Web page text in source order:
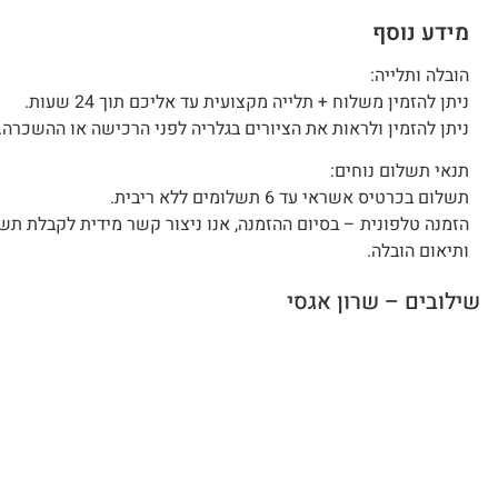
מידע נוסף
הובלה ותלייה:
ניתן להזמין משלוח + תלייה מקצועית עד אליכם תוך 24 שעות.
ניתן להזמין ולראות את הציורים בגלריה לפני הרכישה או
תנאי תשלום נוחים:
תשלום בכרטיס אשראי עד 6 תשלומים ללא ריבית.
הזמנה טלפונית – בסיום ההזמנה, אנו ניצור קשר מידית לקבלת
ותיאום הובלה.
שילובים – שרון אגסי